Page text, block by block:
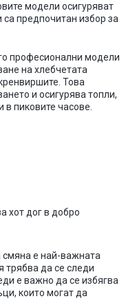
модели осигуряват
са предпочитан избор за
професионални модели
на хлебчетата
Това
и осигурява топли,
пиковите часове.
хот догв добро
смяна е най-важната
трябва да се следи
е важно да се избягва
, които могат да